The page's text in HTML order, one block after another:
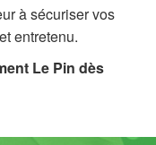
à sécuriser vos
entretenu.
Le Pin dès